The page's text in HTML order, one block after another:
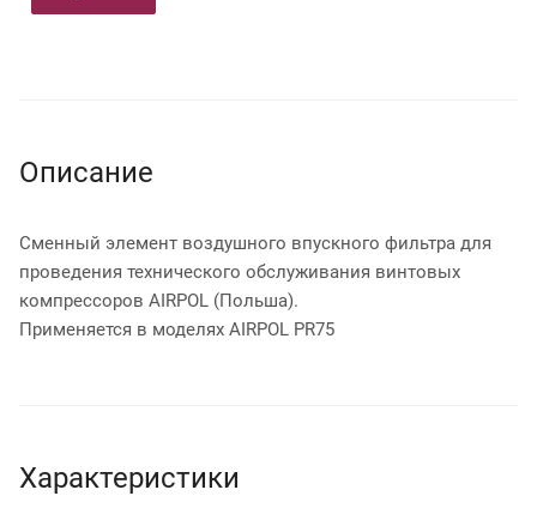
Описание
Сменный элемент воздушного впускного фильтра для
проведения технического обслуживания винтовых
компрессоров AIRPOL (Польша).
Применяется в моделях AIRPOL PR75
Характеристики